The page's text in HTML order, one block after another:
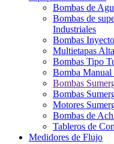
Bombas de
Bombas de
Industriales
Bombas
Multietapas
Bombas Tipo
Bomba Manual
Bombas
Bombas
Motores
Bombas de
Tableros de
Medidores de Flujo